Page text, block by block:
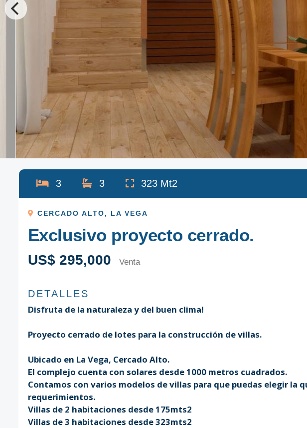
3 3 323 Mt2
CERCADO ALTO, LA VEGA
Exclusivo proyecto cerrado.
US$ 295,000 Venta
DETALLES
Disfruta de la naturaleza y del buen clima!
Proyecto cerrado de lotes para la construcción de villas.
Ubicado en La Vega, Cercado Alto.
El complejo cuenta con solares desde 1000 metros cuadrados.
Contamos con varios modelos de villas para que puedas elegir la
requerimientos.
Villas de 2 habitaciones desde 175mts2
Villas de 3 habitaciones desde 323mts2